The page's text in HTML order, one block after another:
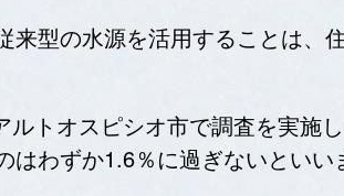
来型の水源を活用することは
トオスピシオ市で調査を実施
わずか1.6％に過ぎないといい